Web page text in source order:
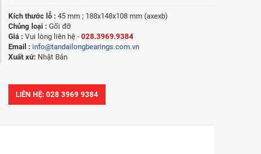
Kích thước lỗ :45 mm ; 188x148x108 mm (axexb)
Chủng loại : Gối đỡ
Giá : Vui lòng l iên hệ -028.3969.9384
Email : info@tandailongbearings.com.vn
Xuất xứ: Nhật Bản
LIÊN HỆ: 028 3969 9384